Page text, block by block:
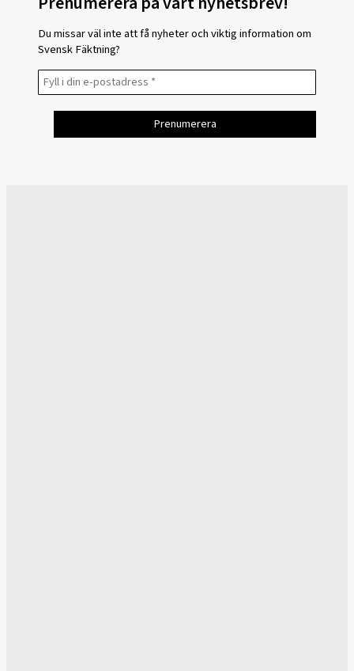
Du missar väl inte att få nyheter och viktig information om
Svensk Fäktning?